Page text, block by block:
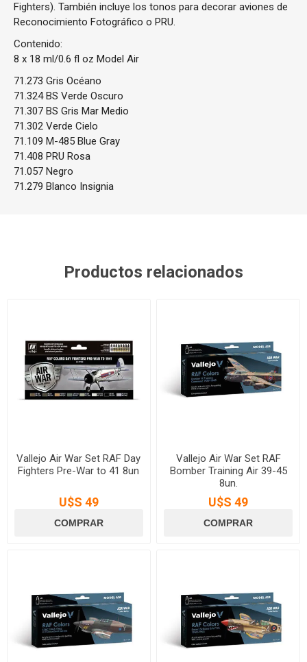
Fighters). También incluye los tonos para decorar aviones de
Reconocimiento Fotográfico o PRU.
Contenido:
8 x 18 ml/0.6 fl oz Model Air
71.273 Gris Océano
71.324 BS Verde Oscuro
71.307 BS Gris Mar Medio
71.302 Verde Cielo
71.109 M-485 Blue Gray
71.408 PRU Rosa
71.057 Negro
71.279 Blanco Insignia
Productos relacionados
Vallejo Air War Set RAF Day
Fighters Pre-War to 41 8un
U$S 49
Vallejo Air War Set RAF
Bomber Training Air 39-45
8un.
U$S 49